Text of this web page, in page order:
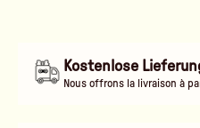
Kostenlose
Nous offrons la livraison à